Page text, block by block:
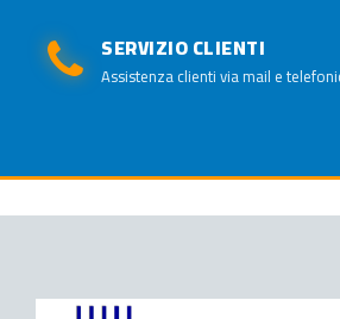
SERVIZIO CLIENTI
Assistenza clienti via mail e